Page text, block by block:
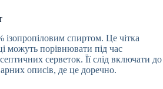
спиртом. Це чітка
можуть порівнювати під час
серветок. Її слід включати до
описів, де це доречно.